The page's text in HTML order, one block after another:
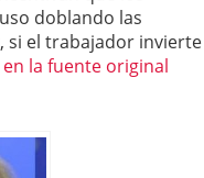
doblando las
si el trabajador invierte
la fuente original